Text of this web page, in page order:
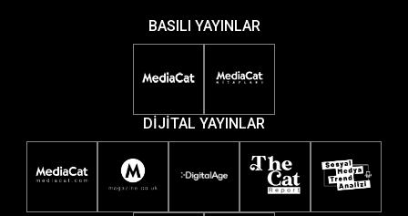
BASILI YAYINLAR
DİJİTAL YAYINLAR